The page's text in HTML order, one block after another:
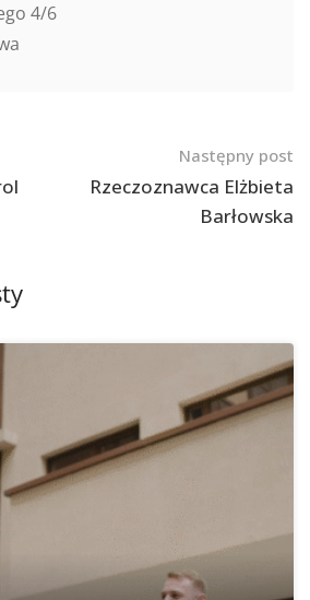
4/6
Następny post
Rzeczoznawca Elżbieta
Barłowska